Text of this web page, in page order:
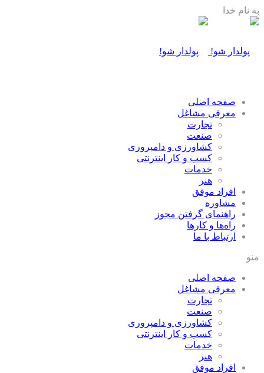
به نام خدا
صفحه اصلی
معرفی مشاغل
تجارت
صنعت
كشاورزی و دامپروری
كسب و كار اينترنتی
خدمات
هنر
افراد موفق
مشاوره
راهنمای گرفتن مجوز
راه‌ها و كارها
ارتباط با ما
منو
صفحه اصلی
معرفی مشاغل
تجارت
صنعت
كشاورزی و دامپروری
كسب و كار اينترنتی
خدمات
هنر
افراد موفق